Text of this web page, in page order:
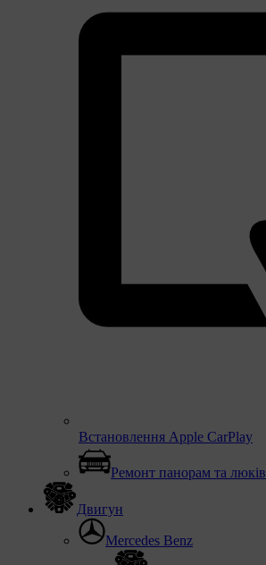
Встановлення Apple CarPlay
Ремонт панорам та люків
Двигун
Mercedes Benz